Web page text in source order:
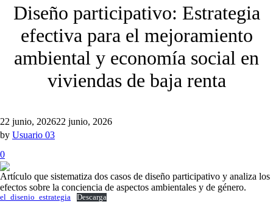
Diseño participativo: Estrategia
efectiva para el mejoramiento
ambiental y economía social en
viviendas de baja renta
22 junio, 202622 junio, 2026
by Usuario 03
0
Artículo que sistematiza dos casos de diseño participativo y analiza los
efectos sobre la conciencia de aspectos ambientales y de género.
el_disenio_estrategia Descarga